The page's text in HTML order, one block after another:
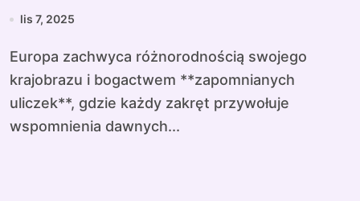
lis 7, 2025
Europa zachwyca różnorodnością swojego
krajobrazu i bogactwem **zapomnianych
uliczek**, gdzie każdy zakręt przywołuje
wspomnienia dawnych...